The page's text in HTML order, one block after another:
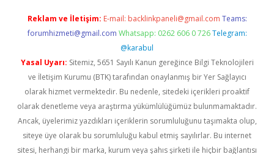
Reklam ve İletişim: E-mail: backlinkpaneli@gmail.com Teams:
forumhizmeti@gmail.com Whatsapp: 0262 606 0 726 Telegram:
@karabul
Yasal Uyarı: Sitemiz, 5651 Sayılı Kanun gereğince Bilgi Teknolojileri
ve İletişim Kurumu (BTK) tarafından onaylanmış bir Yer Sağlayıcı
olarak hizmet vermektedir. Bu nedenle, sitedeki içerikleri proaktif
olarak denetleme veya araştırma yükümlülüğümüz bulunmamaktadır.
Ancak, üyelerimiz yazdıkları içeriklerin sorumluluğunu taşımakta olup,
siteye üye olarak bu sorumluluğu kabul etmiş sayılırlar. Bu internet
sitesi, herhangi bir marka, kurum veya şahıs şirketi ile hiçbir bağlantısı